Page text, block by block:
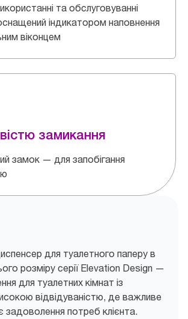
та обслуговуванні
індикатором наповнення
віконцем
замикання
замок — для запобігання
для туалетного паперу в
розміру серії Elevation Design —
для туалетних кімнат із
відвідуваністю, де важливе
задоволення потреб клієнта.